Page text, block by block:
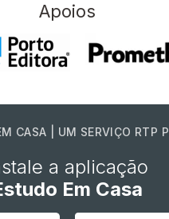
Apoios
CASA | UM SERVIÇO RTP
a aplicação
Em Casa